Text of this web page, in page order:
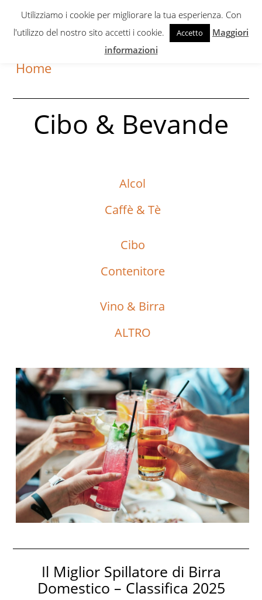
Skip
navigation
Skip
Home
Cibo & Bevande
Alcol
Caffè & Tè
Cibo
Contenitore
Vino & Birra
ALTRO
Il Miglior Spillatore di Birra
Domestico – Classifica 2025
Utilizziamo i cookie per migliorare la tua esperienza. Con
l'utilizzo del nostro sito accetti i cookie.
Accetto
Maggiori
informazioni